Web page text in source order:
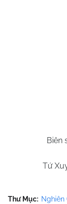
Biên
Tứ
Thư Mục: Nghiên